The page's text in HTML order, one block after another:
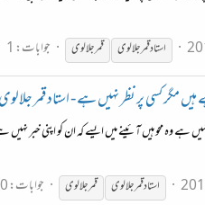
استادقمرجلالوی قمرجلالوی جوابات: 1
مگر کسی پر نظر نہیں ہے - استاد قمر جلالوی
ہے وہ محو ہیں آئینے میں ایسے کہ ان کو اپنی
استادقمرجلالوی قمرجلالوی جوابات: 0